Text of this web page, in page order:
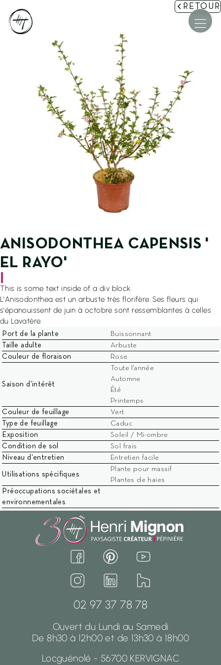
La maison Mignon
Accompagnement et Études
Aménagements paysagers
Pépinière et Équipements
Les étapes de votre projet
COMMENT SE PROTÉGER DU VIS-À-VIS DANS SON
JARDIN ? 3 SOLUTIONS NATURELLES ET ESTHÉTIQUES
★★★★★
4.8/5 4.7/5
02 97 37 78 78
Ouvert du Lundi au Samedi
De 8h30 à 12h00 et de 13h30 à 18h00
Locguénolé - 56700 KERVIGNAC
Mentions légales Confidentialité
© 2026 Henri Mignon - Réalisation David Mourré
RETOUR
ANISODONTHEA CAPENSIS '
EL RAYO'
This is some text inside of a div block.
L'Anisodonthea est un arbuste très florifère. Ses fleurs qui
s'épanouissent de juin à octobre sont ressemblantes à celles
du Lavatère.
Port de la plante
Buissonnant
Taille adulte
Arbuste
Couleur de floraison
Rose
Saison d'intérêt
Toute l'année
Automne
Été
Printemps
Couleur de feuillage
Vert
Type de feuillage
Caduc
Exposition
Soleil / Mi-ombre
Condition de sol
Sol frais
Niveau d'entretien
Entretien facile
Utilisations spécifiques
Plante pour massif
Plantes de haies
Préoccupations sociétales et
environnementales
02 97 37 78 78
Ouvert du Lundi au Samedi
De 8h30 à 12h00 et de 13h30 à 18h00
Locguénolé - 56700 KERVIGNAC